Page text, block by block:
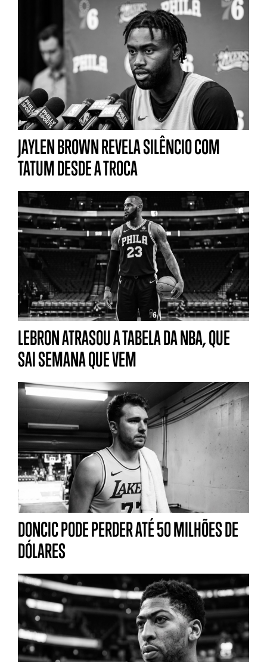
JAYLEN BROWN REVELA SILÊNCIO COM
TATUM DESDE A TROCA
LEBRON ATRASOU A TABELA DA NBA, QUE
SAI SEMANA QUE VEM
DONCIC PODE PERDER ATÉ 50 MILHÕES DE
DÓLARES